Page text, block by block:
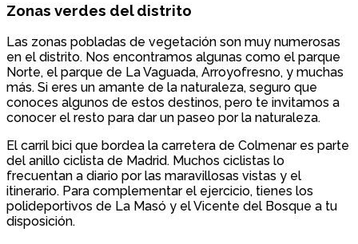
Zonas verdes del distrito
Las zonas pobladas de vegetación son muy numerosas
en el distrito. Nos encontramos algunas como el parque
Norte, el parque de La Vaguada, Arroyofresno, y muchas
más. Si eres un amante de la naturaleza, seguro que
conoces algunos de estos destinos, pero te invitamos a
conocer el resto para dar un paseo por la naturaleza.
El carril bici que bordea la carretera de Colmenar es parte
del anillo ciclista de Madrid. Muchos ciclistas lo
frecuentan a diario por las maravillosas vistas y el
itinerario. Para complementar el ejercicio, tienes los
polideportivos de La Masó y el Vicente del Bosque a tu
disposición.